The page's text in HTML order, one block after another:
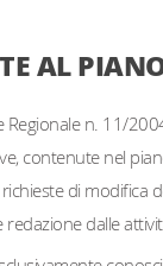
AL
Regionale n. 11/
contenute nel
di
dalle